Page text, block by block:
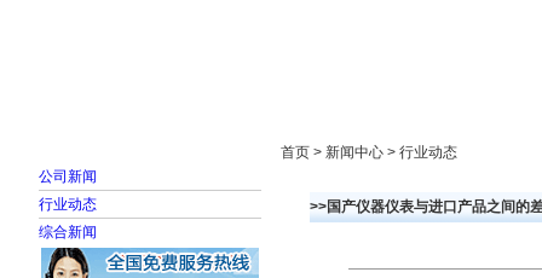
公司新闻
行业动态
综合新闻
首页 > 新闻中心 > 行业动态
>>国产仪器仪表与进口产品之间的